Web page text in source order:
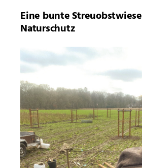
Eine bunte
Naturschutz